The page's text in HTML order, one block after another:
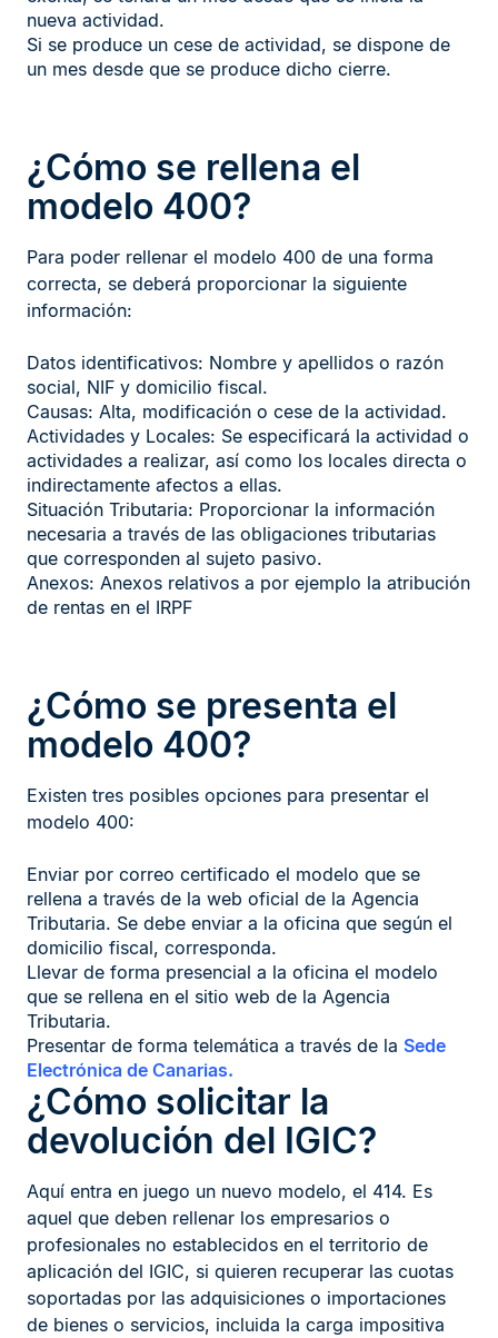
nueva actividad.
Si se produce un cese de actividad, se dispone de
un mes desde que se produce dicho cierre.
¿Cómo se rellena el
modelo 400?
Para poder rellenar el modelo 400 de una forma
correcta, se deberá proporcionar la siguiente
información:
Datos identificativos: Nombre y apellidos o razón
social, NIF y domicilio fiscal.
Causas: Alta, modificación o cese de la actividad.
Actividades y Locales: Se especificará la actividad o
actividades a realizar, así como los locales directa o
indirectamente afectos a ellas.
Situación Tributaria: Proporcionar la información
necesaria a través de las obligaciones tributarias
que corresponden al sujeto pasivo.
Anexos: Anexos relativos a por ejemplo la atribución
de rentas en el IRPF
¿Cómo se presenta el
modelo 400?
Existen tres posibles opciones para presentar el
modelo 400:
Enviar por correo certificado el modelo que se
rellena a través de la web oficial de la Agencia
Tributaria. Se debe enviar a la oficina que según el
domicilio fiscal, corresponda.
Llevar de forma presencial a la oficina el modelo
que se rellena en el sitio web de la Agencia
Tributaria.
Presentar de forma telemática a través de la Sede
Electrónica de Canarias.
¿Cómo solicitar la
devolución del IGIC?
Aquí entra en juego un nuevo modelo, el 414. Es
aquel que deben rellenar los empresarios o
profesionales no establecidos en el territorio de
aplicación del IGIC, si quieren recuperar las cuotas
soportadas por las adquisiciones o importaciones
de bienes o servicios, incluida la carga impositiva